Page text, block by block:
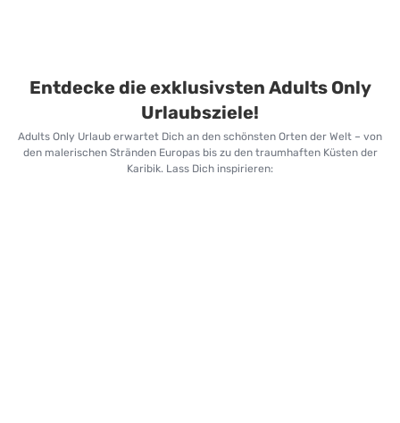
Entdecke die exklusivsten Adults Only
Urlaubsziele!
Adults Only Urlaub erwartet Dich an den schönsten Orten der Welt – von
den malerischen Stränden Europas bis zu den traumhaften Küsten der
Karibik. Lass Dich inspirieren: